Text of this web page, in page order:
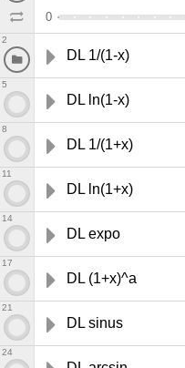
0
DL 1/(1-x)
2
DL ln(1-x)
5
DL 1/(1+x)
8
DL ln(1+x)
11
DL expo
14
DL (1+x)^a
17
DL sinus
21
24